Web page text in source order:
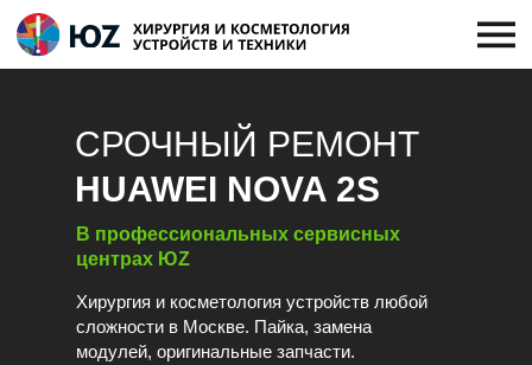
Хирургия и косметология устройств любой
сложности в Москве. Пайка, замена
модулей, оригинальные запчасти.
В профессиональных сервисных
центрах ЮZ
СРОЧНЫЙ РЕМОНТ
HUAWEI NOVA 2S